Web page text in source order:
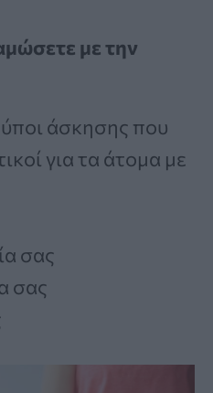
με την
άσκησης που
για τα άτομα με
σας
σας